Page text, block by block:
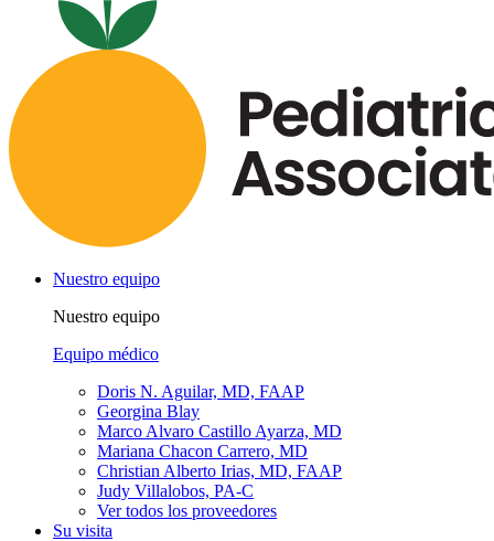
Nuestro equipo
Nuestro equipo
Equipo médico
Doris N. Aguilar, MD, FAAP
Georgina Blay
Marco Alvaro Castillo Ayarza, MD
Mariana Chacon Carrero, MD
Christian Alberto Irias, MD, FAAP
Judy Villalobos, PA-C
Ver todos los proveedores
Su visita